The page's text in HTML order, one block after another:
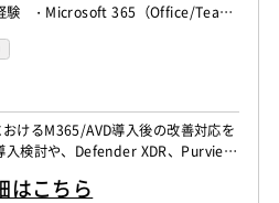
験 ・Microsoft 365（Office/Team
環境の構築経験 ・Active Directo
けるM365/AVD導入後の改善対応を
入検討や、Defender XDR、Purview
はこちら